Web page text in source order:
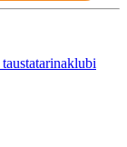
taustatarinaklubi